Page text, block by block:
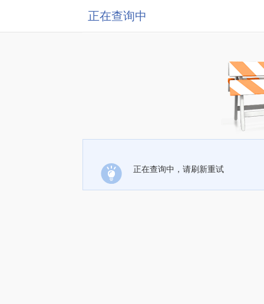
正在查询中
正在查询中，请刷新重试